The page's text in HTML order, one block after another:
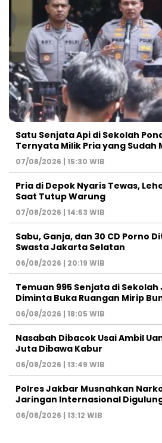
Satu Senjata Api di Sekolah
Ternyata Milik Pria yang Sudah
07/08/2026 | 15:30 WIB
Pria di Depok Nyaris Tewas,
Saat Tutup Warung
07/08/2026 | 14:53 WIB
Sabu, Ganja, dan 30 CD Porno
Swasta Jakarta Selatan
06/08/2026 | 20:19 WIB
Temuan 995 Senjata di Sekolah
Diminta Buka Ruangan Mirip
06/08/2026 | 18:05 WIB
Nasabah Dibacok Usai Ambil
Juta Dibawa Kabur
06/08/2026 | 13:49 WIB
Polres Jakbar Musnahkan
Jaringan Internasional
06/08/2026 | 13:12 WIB